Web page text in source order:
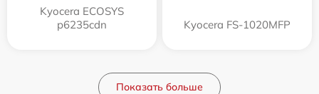
Kyocera ECOSYS
p6235cdn
Kyocera FS-1020MFP
Показать больше